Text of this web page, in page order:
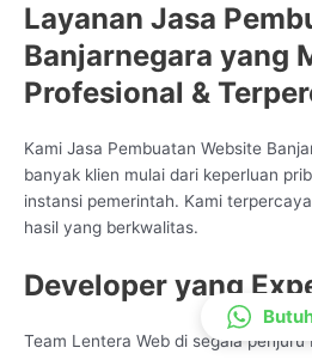
Layanan Jasa
Banjarnegara yang
Profesional &
Kami Jasa Pembuatan Website
banyak klien mulai dari keperluan
instansi pemerintah. Kami
hasil yang berkwalitas.
Developer yang
Team Lentera Web di segala